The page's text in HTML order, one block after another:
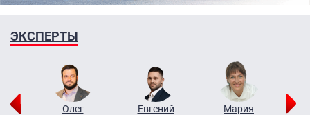
ЭКСПЕРТЫ
Олег
Евгений
Мария